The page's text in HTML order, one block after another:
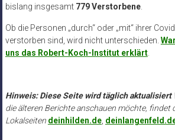
bislang insgesamt 779 Verstorbene.
Ob die Personen „durch“ oder „mit“ ihrer
verstorben sind, wird nicht unterschieden.
uns das Robert-Koch-Institut erklärt.
Hinweis: Diese Seite wird täglich aktualisiert
die älteren Berichte anschauen möchte, findet
Lokalseiten deinhilden.de,